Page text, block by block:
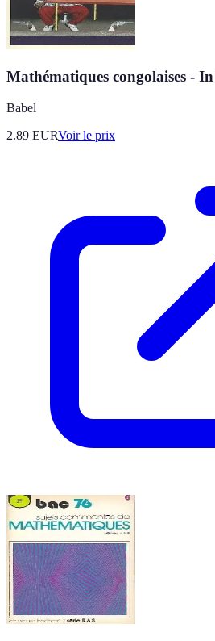
Mathématiques congolaises -
Babel
2.89 EURVoir le prix